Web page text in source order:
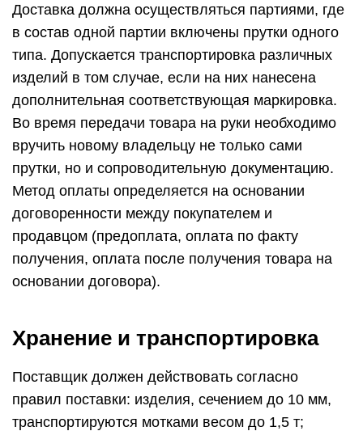
Доставка должна осуществляться партиями, где
в состав одной партии включены прутки одного
типа. Допускается транспортировка различных
изделий в том случае, если на них нанесена
дополнительная соответствующая маркировка.
Во время передачи товара на руки необходимо
вручить новому владельцу не только сами
прутки, но и сопроводительную документацию.
Метод оплаты определяется на основании
договоренности между покупателем и
продавцом (предоплата, оплата по факту
получения, оплата после получения товара на
основании договора).
Хранение и транспортировка
Поставщик должен действовать согласно
правил поставки: изделия, сечением до 10 мм,
транспортируются мотками весом до 1,5 т;